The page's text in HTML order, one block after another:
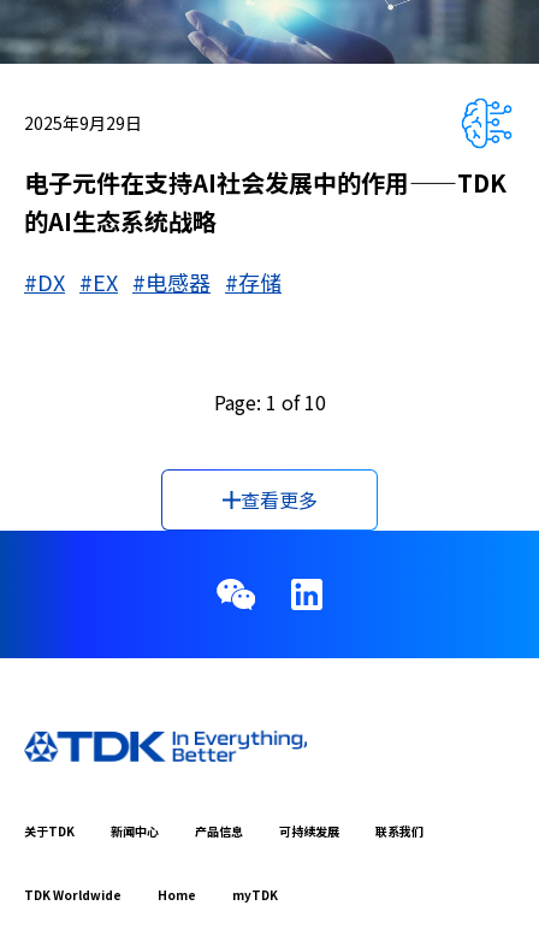
2025年9月29日
电子元件在支持AI社会发展中的作用——TDK
的AI生态系统战略
#DX #EX #电感器 #存储
Page: 1 of 10
查看更多
关于TDK 新闻中心 产品信息 可持续发展 联系我们
TDK Worldwide Home myTDK